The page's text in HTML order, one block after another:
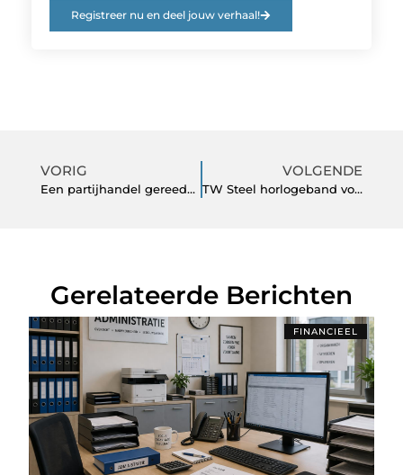
Registreer nu en deel jouw verhaal!
VORIG
Een partijhandel gereedschap geproduceerd conform vastgestelde Europese normen
VOLGENDE
TW Steel horlogeband voor iedereen
Gerelateerde Berichten
FINANCIEEL